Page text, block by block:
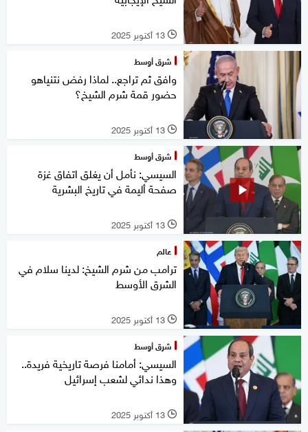
l 13 أكتوبر 2025
شرق أوسط
وافق ثم تراجع.. لماذا رفض نتنياهو
حضور قمة شرم الشيخ؟
l 13 أكتوبر 2025
شرق أوسط
السيسي: نأمل أن يغلق اتفاق غزة
صفحة أليمة في تاريخ البشرية
l 13 أكتوبر 2025
عالم
ترامب من شرم الشيخ: لدينا سلام في
الشرق الأوسط
l 13 أكتوبر 2025
شرق أوسط
السيسي: أمامنا فرصة تاريخية فريدة..
وهذا ندائي لشعب إسرائيل
l 13 أكتوبر 2025